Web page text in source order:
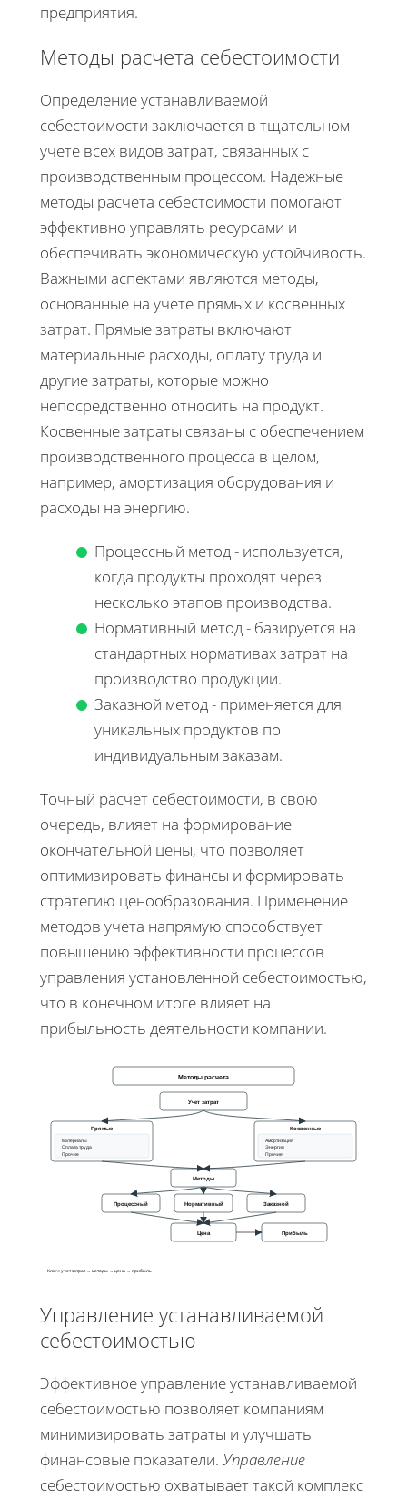
предприятия.
Методы расчета себестоимости
Определение устанавливаемой
себестоимости заключается в тщательном
учете всех видов затрат, связанных с
производственным процессом. Надежные
методы расчета себестоимости помогают
эффективно управлять ресурсами и
обеспечивать экономическую устойчивость.
Важными аспектами являются методы,
основанные на учете прямых и косвенных
затрат. Прямые затраты включают
материальные расходы, оплату труда и
другие затраты, которые можно
непосредственно относить на продукт.
Косвенные затраты связаны с обеспечением
производственного процесса в целом,
например, амортизация оборудования и
расходы на энергию.
Процессный метод - используется,
когда продукты проходят через
несколько этапов производства.
Нормативный метод - базируется на
стандартных нормативах затрат на
производство продукции.
Заказной метод - применяется для
уникальных продуктов по
индивидуальным заказам.
Точный расчет себестоимости, в свою
очередь, влияет на формирование
окончательной цены, что позволяет
оптимизировать финансы и формировать
стратегию ценообразования. Применение
методов учета напрямую способствует
повышению эффективности процессов
управления установленной себестоимостью,
что в конечном итоге влияет на
прибыльность деятельности компании.
Методы расчета
Учет затрат
Прямые
Материалы
Оплата труда
Прочие
Косвенные
Амортизация
Энергия
Прочие
Методы
Процессный Нормативный Заказной
Цена Прибыль
Ключ: учет затрат → методы → цена → прибыль
Управление устанавливаемой
себестоимостью
Эффективное управление устанавливаемой
себестоимостью позволяет компаниям
минимизировать затраты и улучшать
финансовые показатели.Управление
себестоимостью охватывает такой комплекс